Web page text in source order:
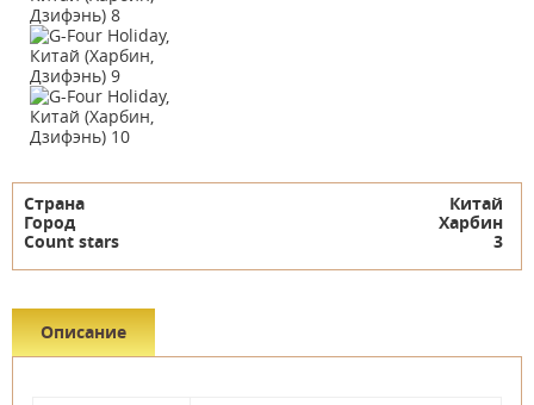
Страна
Китай
Город
Харбин
Count stars
3
Описание